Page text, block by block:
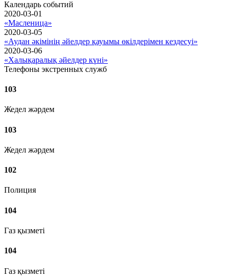
Календарь событий
2020-03-01
«Масленица»
2020-03-05
«Аудан әкімінің әйелдер қауымы өкілдерімен кездесуі»
2020-03-06
«Халықаралық әйелдер күні»
Телефоны экстренных служб
103
Жедел жәрдем
103
Жедел жәрдем
102
Полиция
104
Газ қызметі
104
Газ қызметі